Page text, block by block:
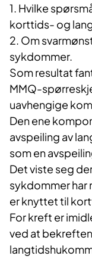
1. Hvilke
korttids- og
2. Om
sykdommer.
Som resultat
MMQ-
uavhengige
Den ene
avspeiling av
som en
Det viste seg
sykdommer har
er knyttet til
For kreft er
ved at